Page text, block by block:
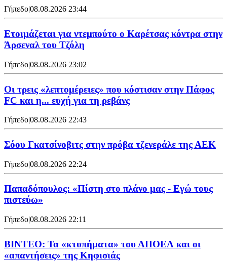
Γήπεδο|08.08.2026 23:44
Ετοιμάζεται για ντεμπούτο ο Καρέτσας κόντρα στην
Άρσεναλ του Τζόλη
Γήπεδο|08.08.2026 23:02
Οι τρεις «λεπτομέρειες» που κόστισαν στην Πάφος
FC και η... ευχή για τη ρεβάνς
Γήπεδο|08.08.2026 22:43
Σόου Γκατσίνοβιτς στην πρόβα τζενεράλε της ΑΕΚ
Γήπεδο|08.08.2026 22:24
Παπαδόπουλος: «Πίστη στο πλάνο μας - Εγώ τους
πιστεύω»
Γήπεδο|08.08.2026 22:11
ΒΙΝΤΕΟ: Τα «κτυπήματα» του ΑΠΟΕΛ και οι
«απαντήσεις» της Κηφισιάς